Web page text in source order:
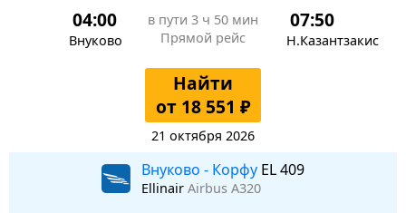
04:00
Внуково
в пути 3 ч 50 мин
Прямой рейс
07:50
Н.Казантзакис
Найти
от 18 551 ₽
21 октября 2026
Внуково - Корфу EL 409
Ellinair Airbus A320